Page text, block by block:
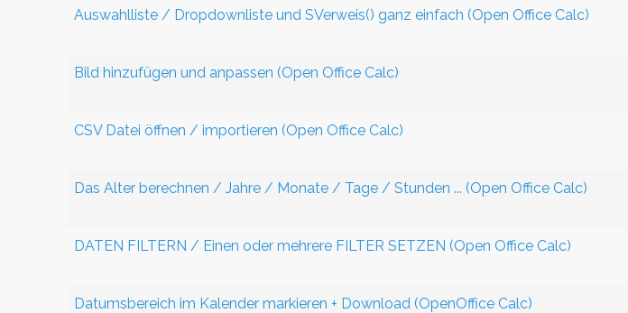
Auswahlliste / Dropdownliste und SVerweis() ganz einfach (Open Office Calc)
Bild hinzufügen und anpassen (Open Office Calc)
CSV Datei öffnen / importieren (Open Office Calc)
Das Alter berechnen / Jahre / Monate / Tage / Stunden ... (Open Office Calc)
DATEN FILTERN / Einen oder mehrere FILTER SETZEN (Open Office Calc)
Datumsbereich im Kalender markieren + Download (OpenOffice Calc)